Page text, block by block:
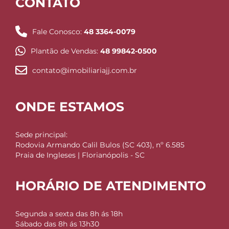
Fale Conosco: 48 3364-0079
Plantão de Vendas: 48 99842-0500
contato@imobiliariajj.com.br
ONDE ESTAMOS
Sede principal:
Rodovia Armando Calil Bulos (SC 403), nº 6.585
Praia de Ingleses | Florianópolis - SC
HORÁRIO DE ATENDIMENTO
Segunda a sexta das 8h ás 18h
Sábado das 8h ás 13h30